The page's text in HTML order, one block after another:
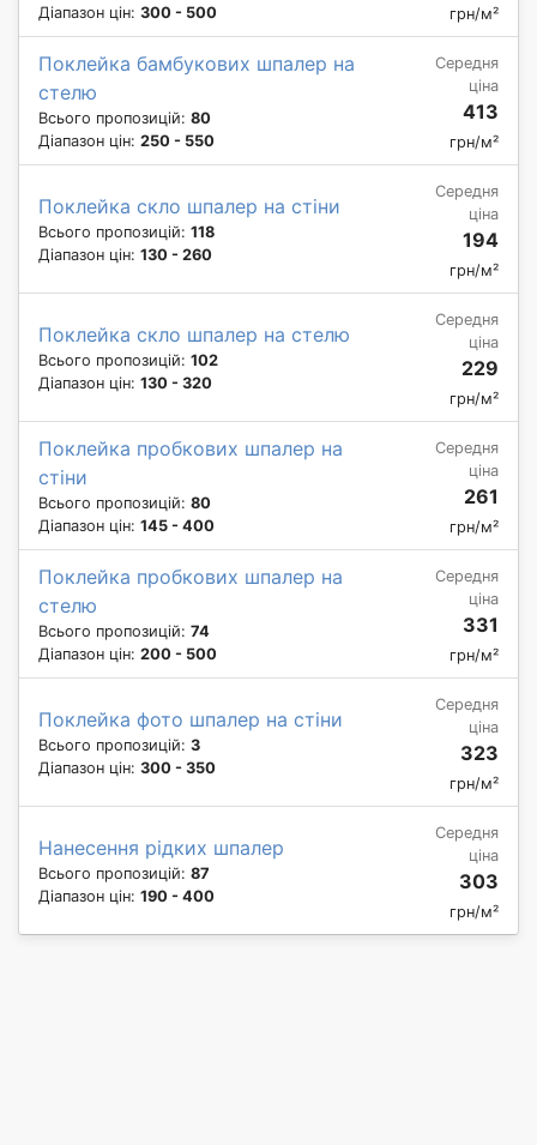
Діапазон цін: 300 - 500 грн/м²
Поклейка бамбукових шпалер на
стелю
Всього пропозицій: 80
Діапазон цін: 250 - 550
Середня
ціна
413
грн/м²
Поклейка скло шпалер на стіни
Всього пропозицій: 118
Діапазон цін: 130 - 260
Середня
ціна
194
грн/м²
Поклейка скло шпалер на стелю
Всього пропозицій: 102
Діапазон цін: 130 - 320
Середня
ціна
229
грн/м²
Поклейка пробкових шпалер на
стіни
Всього пропозицій: 80
Діапазон цін: 145 - 400
Середня
ціна
261
грн/м²
Поклейка пробкових шпалер на
стелю
Всього пропозицій: 74
Діапазон цін: 200 - 500
Середня
ціна
331
грн/м²
Поклейка фото шпалер на стіни
Всього пропозицій: 3
Діапазон цін: 300 - 350
Середня
ціна
323
грн/м²
Нанесення рідких шпалер
Всього пропозицій: 87
Діапазон цін: 190 - 400
Середня
ціна
303
грн/м²